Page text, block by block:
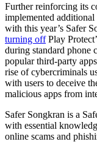
Further reinforcing its
implemented
with this year’s Safer
turning offPlay
during standard phone
popular third-party
rise of cybercriminals
with users to deceive
malicious apps from
Safer Songkran is a
with essential
online scams and